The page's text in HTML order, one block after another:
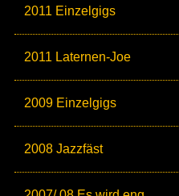
2011 Einzelgigs
2011 Laternen-Joe
2009 Einzelgigs
2008 Jazzfäst